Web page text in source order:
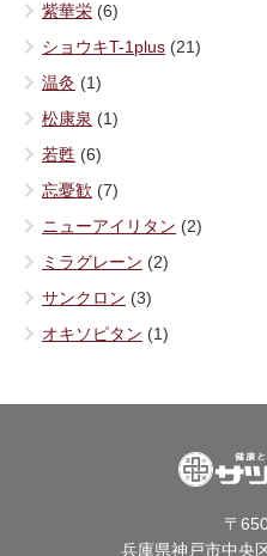
紫華栄 (6)
ショウキT-1plus (21)
温灸 (1)
松康泉 (1)
若甦 (6)
忘憂歓 (7)
ニューアイリタン (2)
ミラグレーン (2)
サンクロン (3)
オキソピタン (1)
〒
兵庫県神戸市中央